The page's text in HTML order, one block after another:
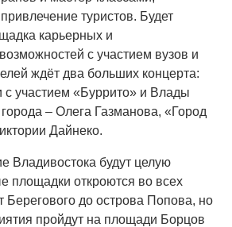
туристов. Будет
карьерных и
с участием вузов и
ждёт два больших концерта:
участием «Буррито» и Влады
– Олега Газманова, «Город
Дайнеко.
Владивостока будут целую
площадки откроются во всех
Берегового до острова Попова, но
пройдут на площади Борцов